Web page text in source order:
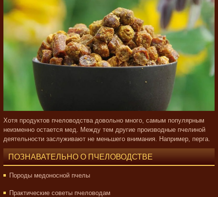
Хотя продуктов пчеловодства довольно много, самым популярным
неизменно остается мед. Между тем другие производные пчелиной
деятельности заслуживают не меньшего внимания. Например, перга.
ПОЗНАВАТЕЛЬНО О ПЧЕЛОВОДСТВЕ
Породы медоносной пчелы
Практические советы пчеловодам